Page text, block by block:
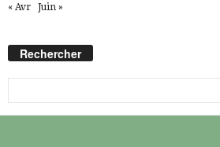
« Avr Juin »
Rechercher